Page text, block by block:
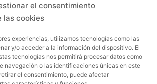
el consentimiento
las cookies
experiencias, utilizamos tecnologías como las
y/o acceder a la información del dispositivo. El
tecnologías nos permitirá procesar datos como
navegación o las identificaciones únicas en este
el consentimiento, puede afectar
acogido al programa de
ligados al autoconsumo y
con fuentes de energía